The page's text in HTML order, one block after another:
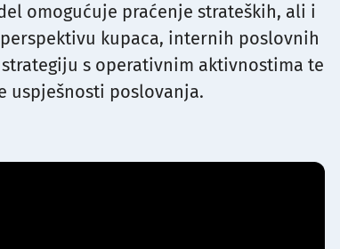
omogućuje praćenje strateških, ali i
kupaca, internih poslovnih
s operativnim aktivnostima te
uspješnosti poslovanja.